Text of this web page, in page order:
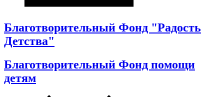
Благотворительный Фонд "Радость
Детства"
Благотворительный Фонд помощи
детям